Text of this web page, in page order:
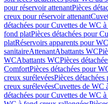
pour réservoir attenantPièces
creux pour réservoir attenant
détachées pour Cuvettes de WC
fond platPièces détachées pour
platRéservoirs apparents pour
sanitaireAttenantAbattants WC
WCAbattants WCPièces
ComfortPièces détachées pour
creux surélevéesPièces
creux surélevéesCuvettes de WC
détachées pour Cuvettes de WC